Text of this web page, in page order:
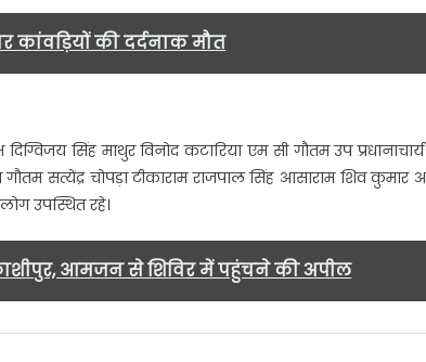
कांवड़ियों की दर्दनाक मौत
सिंह माथुर विनोद कटारिया एम सी गौतम उप प्रधानाचार्य
सत्येंद्र चोपड़ा टीकाराम राजपाल सिंह आसाराम शिव कुमार
उपस्थित रहे।
आमजन से शिविर में पहुंचने की अपील